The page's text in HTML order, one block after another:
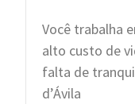
Você trabalha
alto custo de
falta de
d’Ávila